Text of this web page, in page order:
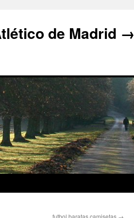
de Madrid →
futbol baratas camisetas →